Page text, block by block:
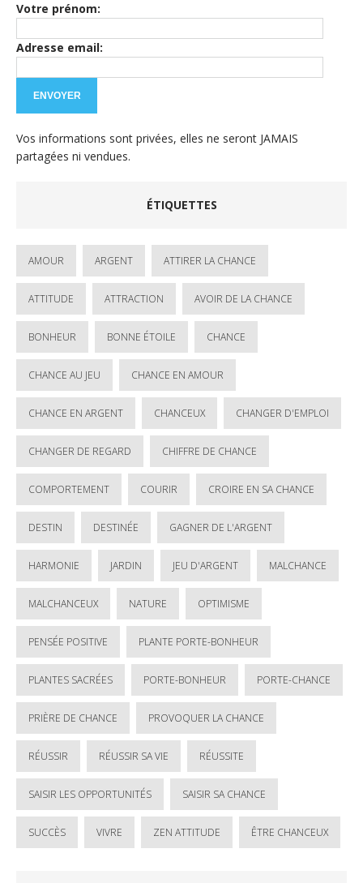
Votre prénom:
Adresse email:
Vos informations sont privées, elles ne seront JAMAIS
partagées ni vendues.
ÉTIQUETTES
AMOUR ARGENT ATTIRER LA CHANCE
ATTITUDE ATTRACTION AVOIR DE LA CHANCE
BONHEUR BONNE ÉTOILE CHANCE
CHANCE AU JEU CHANCE EN AMOUR
CHANCE EN ARGENT CHANCEUX CHANGER D'EMPLOI
CHANGER DE REGARD CHIFFRE DE CHANCE
COMPORTEMENT COURIR CROIRE EN SA CHANCE
DESTIN DESTINÉE GAGNER DE L'ARGENT
HARMONIE JARDIN JEU D'ARGENT MALCHANCE
MALCHANCEUX NATURE OPTIMISME
PENSÉE POSITIVE PLANTE PORTE-BONHEUR
PLANTES SACRÉES PORTE-BONHEUR PORTE-CHANCE
PRIÈRE DE CHANCE PROVOQUER LA CHANCE
RÉUSSIR RÉUSSIR SA VIE RÉUSSITE
SAISIR LES OPPORTUNITÉS SAISIR SA CHANCE
SUCCÈS VIVRE ZEN ATTITUDE ÊTRE CHANCEUX